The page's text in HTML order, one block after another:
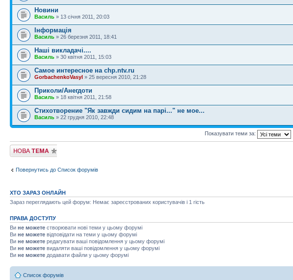
Новини
Василь » 13 січня 2011, 20:03
Інформація
Василь » 26 березня 2011, 18:41
Наші викладачі....
Василь » 30 квітня 2011, 15:03
Самое интересное на chp.ntv.ru
GorbachenkoVasyl » 25 вересня 2010, 21:28
Приколи/Анегдоти
Василь » 18 квітня 2011, 21:58
Стихотворение "Як завжди сидим на парі..." не мое...
Василь » 22 грудня 2010, 22:48
Показувати теми за:
Створити нову
тему
Повернутись до Список форумів
ХТО ЗАРАЗ ОНЛАЙН
Зараз переглядають цей форум: Немає зареєстрованих користувачів і 1 гість
ПРАВА ДОСТУПУ
Ви не можете створювати нові теми у цьому форумі
Ви не можете відповідати на теми у цьому форумі
Ви не можете редагувати ваші повідомлення у цьому форумі
Ви не можете видаляти ваші повідомлення у цьому форумі
Ви не можете додавати файли у цьому форумі
Список форумів